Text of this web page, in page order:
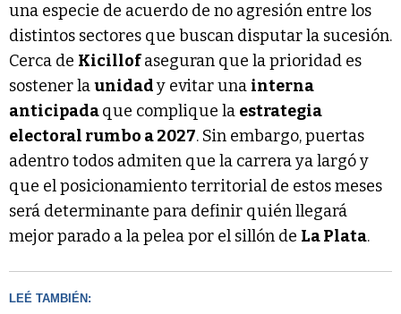
una especie de acuerdo de no agresión entre los
distintos sectores que buscan disputar la sucesión.
Cerca de Kicillofaseguran que la prioridad es
sostener launidady evitar una interna
anticipadaque complique la estrategia
electoral rumbo a 2027. Sin embargo, puertas
adentro todos admiten que la carrera ya largó y
que el posicionamiento territorial de estos meses
será determinante para definir quién llegará
mejor parado a la pelea por el sillón de La Plata.
LEÉ TAMBIÉN: